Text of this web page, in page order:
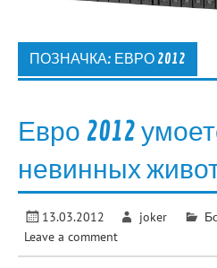
ПОЗНАЧКА: ЕВРО 2012
Евро 2012
невинных
13.03.2012 joker
Leave a comment